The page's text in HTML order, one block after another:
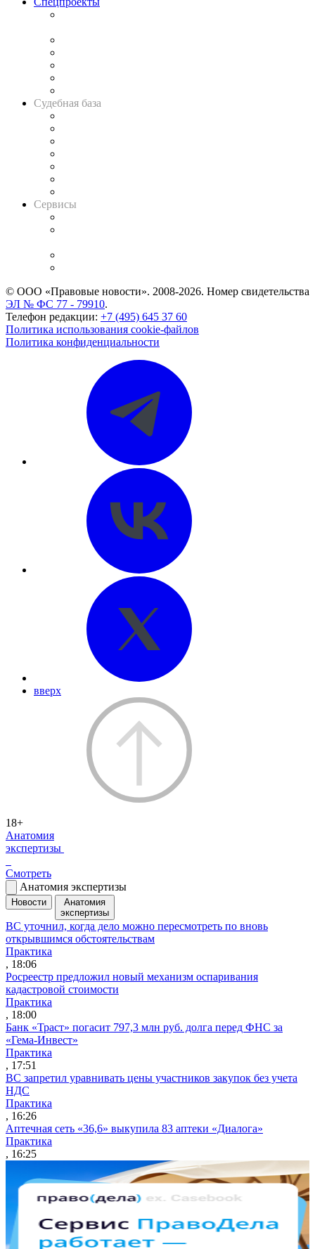
Судебная база
Сервисы
© ООО «Правовые новости». 2008-2026. Номер свидетельства
ЭЛ № ФС 77 - 79910.
Телефон редакции: +7 (495) 645 37 60
Политика использования cookie-файлов
Политика конфиденциальности
вверх
18+
Анатомия
экспертизы
Смотреть
Анатомия экспертизы
Новости
Анатомия
экспертизы
ВС уточнил, когда дело можно пересмотреть по вновь
открывшимся обстоятельствам
Практика
, 18:06
Росреестр предложил новый механизм оспаривания
кадастровой стоимости
Практика
, 18:00
Банк «Траст» погасит 797,3 млн руб. долга перед ФНС за
«Гема-Инвест»
Практика
, 17:51
ВС запретил уравнивать цены участников закупок без учета
НДС
Практика
, 16:26
Аптечная сеть «36,6» выкупила 83 аптеки «Диалога»
Практика
, 16:25